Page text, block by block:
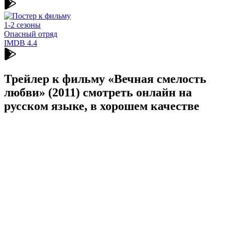
1-2 сезоны
Опасный отряд
IMDB 4.4
Трейлер к фильму «Вечная смелость
любви» (2011) cмотреть онлайн на
русском языке, в хорошем качестве